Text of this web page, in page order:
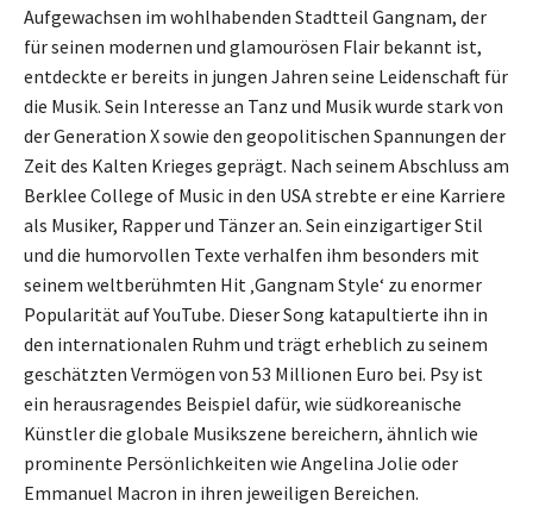
Aufgewachsen im wohlhabenden Stadtteil Gangnam, der
für seinen modernen und glamourösen Flair bekannt ist,
entdeckte er bereits in jungen Jahren seine Leidenschaft für
die Musik. Sein Interesse an Tanz und Musik wurde stark von
der Generation X sowie den geopolitischen Spannungen der
Zeit des Kalten Krieges geprägt. Nach seinem Abschluss am
Berklee College of Music in den USA strebte er eine Karriere
als Musiker, Rapper und Tänzer an. Sein einzigartiger Stil
und die humorvollen Texte verhalfen ihm besonders mit
seinem weltberühmten Hit ‚Gangnam Style‘ zu enormer
Popularität auf YouTube. Dieser Song katapultierte ihn in
den internationalen Ruhm und trägt erheblich zu seinem
geschätzten Vermögen von 53 Millionen Euro bei. Psy ist
ein herausragendes Beispiel dafür, wie südkoreanische
Künstler die globale Musikszene bereichern, ähnlich wie
prominente Persönlichkeiten wie Angelina Jolie oder
Emmanuel Macron in ihren jeweiligen Bereichen.